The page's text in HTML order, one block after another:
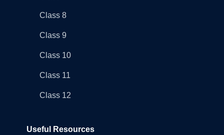
Class 8
Class 9
Class 10
Class 11
Class 12
Useful Resources